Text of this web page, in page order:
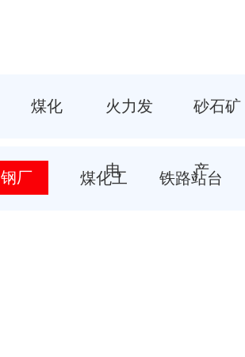
煤化
工
火力发
电
砂石矿
产
钢厂 煤化工 铁路站台